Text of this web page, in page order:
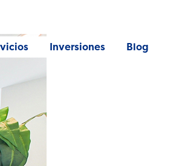
Inversiones Blog